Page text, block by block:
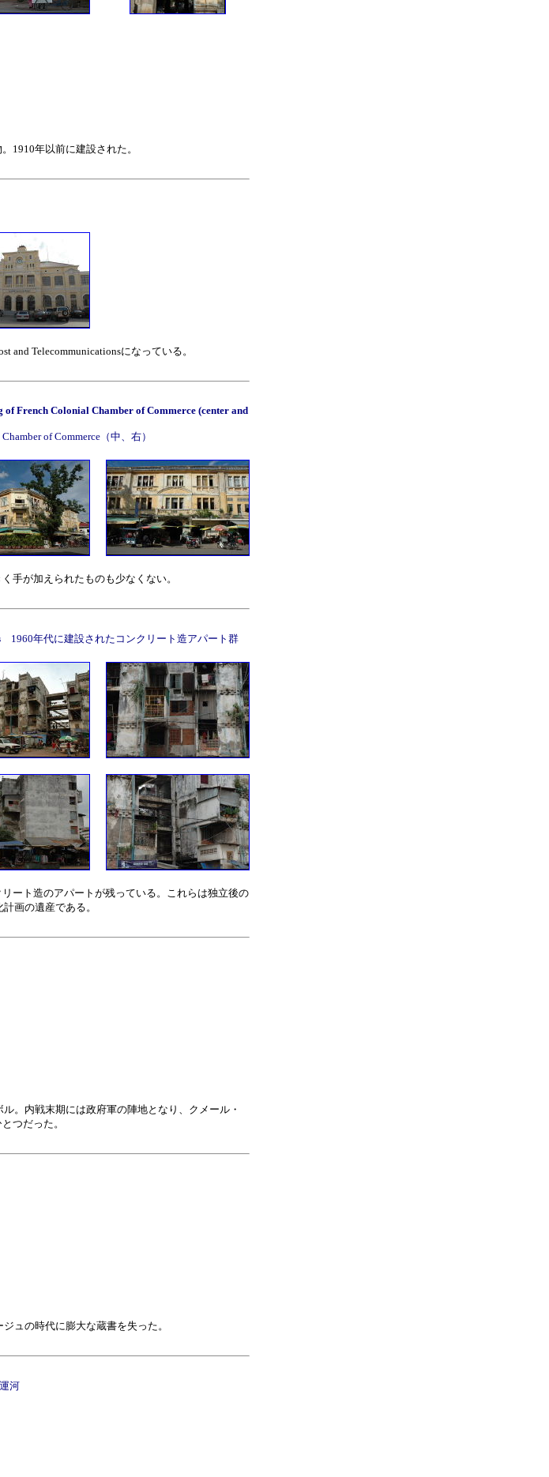
1910年以前に建設された。
and Telecommunicationsになっている。
French Colonial Chamber of Commerce (center and
of Commerce（中、右）
手が加えられたものも少なくない。
1960年代に建設されたコンクリート造アパート群
ート造のアパートが残っている。これらは独立後の
画の遺産である。
。内戦末期には政府軍の陣地となり、クメール・
つだった。
ュの時代に膨大な蔵書を失った。
河